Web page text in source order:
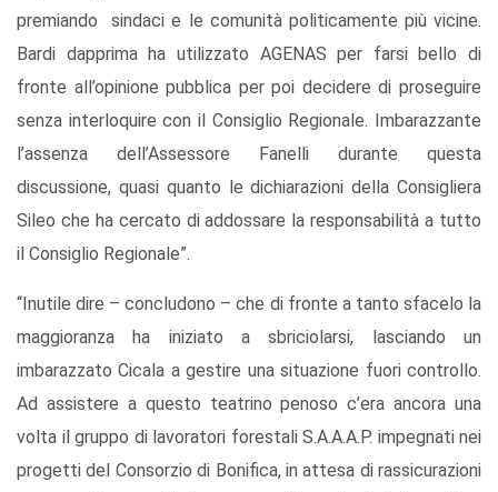
premiando sindaci e le comunità politicamente più vicine.
Bardi dapprima ha utilizzato AGENAS per farsi bello di
fronte all’opinione pubblica per poi decidere di proseguire
senza interloquire con il Consiglio Regionale. Imbarazzante
l’assenza dell’Assessore Fanelli durante questa
discussione, quasi quanto le dichiarazioni della Consigliera
Sileo che ha cercato di addossare la responsabilità a tutto
il Consiglio Regionale”.
“Inutile dire – concludono – che di fronte a tanto sfacelo la
maggioranza ha iniziato a sbriciolarsi, lasciando un
imbarazzato Cicala a gestire una situazione fuori controllo.
Ad assistere a questo teatrino penoso c’era ancora una
volta il gruppo di lavoratori forestali S.A.A.A.P. impegnati nei
progetti del Consorzio di Bonifica, in attesa di rassicurazioni